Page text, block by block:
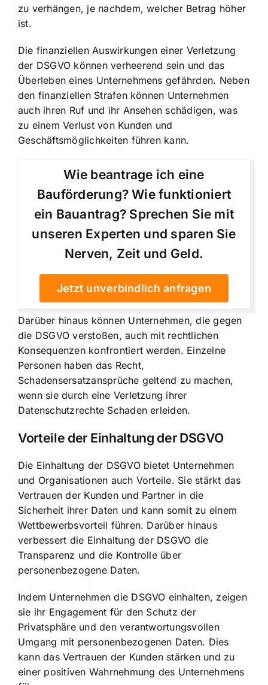
zu verhängen, je nachdem, welcher Betrag höher
ist.
Die finanziellen Auswirkungen einer Verletzung
der DSGVO können verheerend sein und das
Überleben eines Unternehmens gefährden. Neben
den finanziellen Strafen können Unternehmen
auch ihren Ruf und ihr Ansehen schädigen, was
zu einem Verlust von Kunden und
Geschäftsmöglichkeiten führen kann.
Wie beantrage ich eine
Bauförderung? Wie funktioniert
ein Bauantrag? Sprechen Sie mit
unseren Experten und sparen Sie
Nerven, Zeit und Geld.
Jetzt unverbindlich anfragen
Darüber hinaus können Unternehmen, die gegen
die DSGVO verstoßen, auch mit rechtlichen
Konsequenzen konfrontiert werden. Einzelne
Personen haben das Recht,
Schadensersatzansprüche geltend zu machen,
wenn sie durch eine Verletzung ihrer
Datenschutzrechte Schaden erleiden.
Vorteile der Einhaltung der DSGVO
Die Einhaltung der DSGVO bietet Unternehmen
und Organisationen auch Vorteile. Sie stärkt das
Vertrauen der Kunden und Partner in die
Sicherheit ihrer Daten und kann somit zu einem
Wettbewerbsvorteil führen. Darüber hinaus
verbessert die Einhaltung der DSGVO die
Transparenz und die Kontrolle über
personenbezogene Daten.
Indem Unternehmen die DSGVO einhalten, zeigen
sie ihr Engagement für den Schutz der
Privatsphäre und den verantwortungsvollen
Umgang mit personenbezogenen Daten. Dies
kann das Vertrauen der Kunden stärken und zu
einer positiven Wahrnehmung des Unternehmens